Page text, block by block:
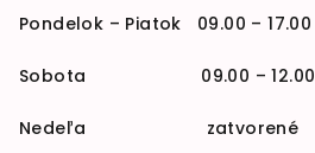
Pondelok – Piatok 09.00 – 17.00
Sobota 09.00 – 12.00
Nedeľa zatvorené